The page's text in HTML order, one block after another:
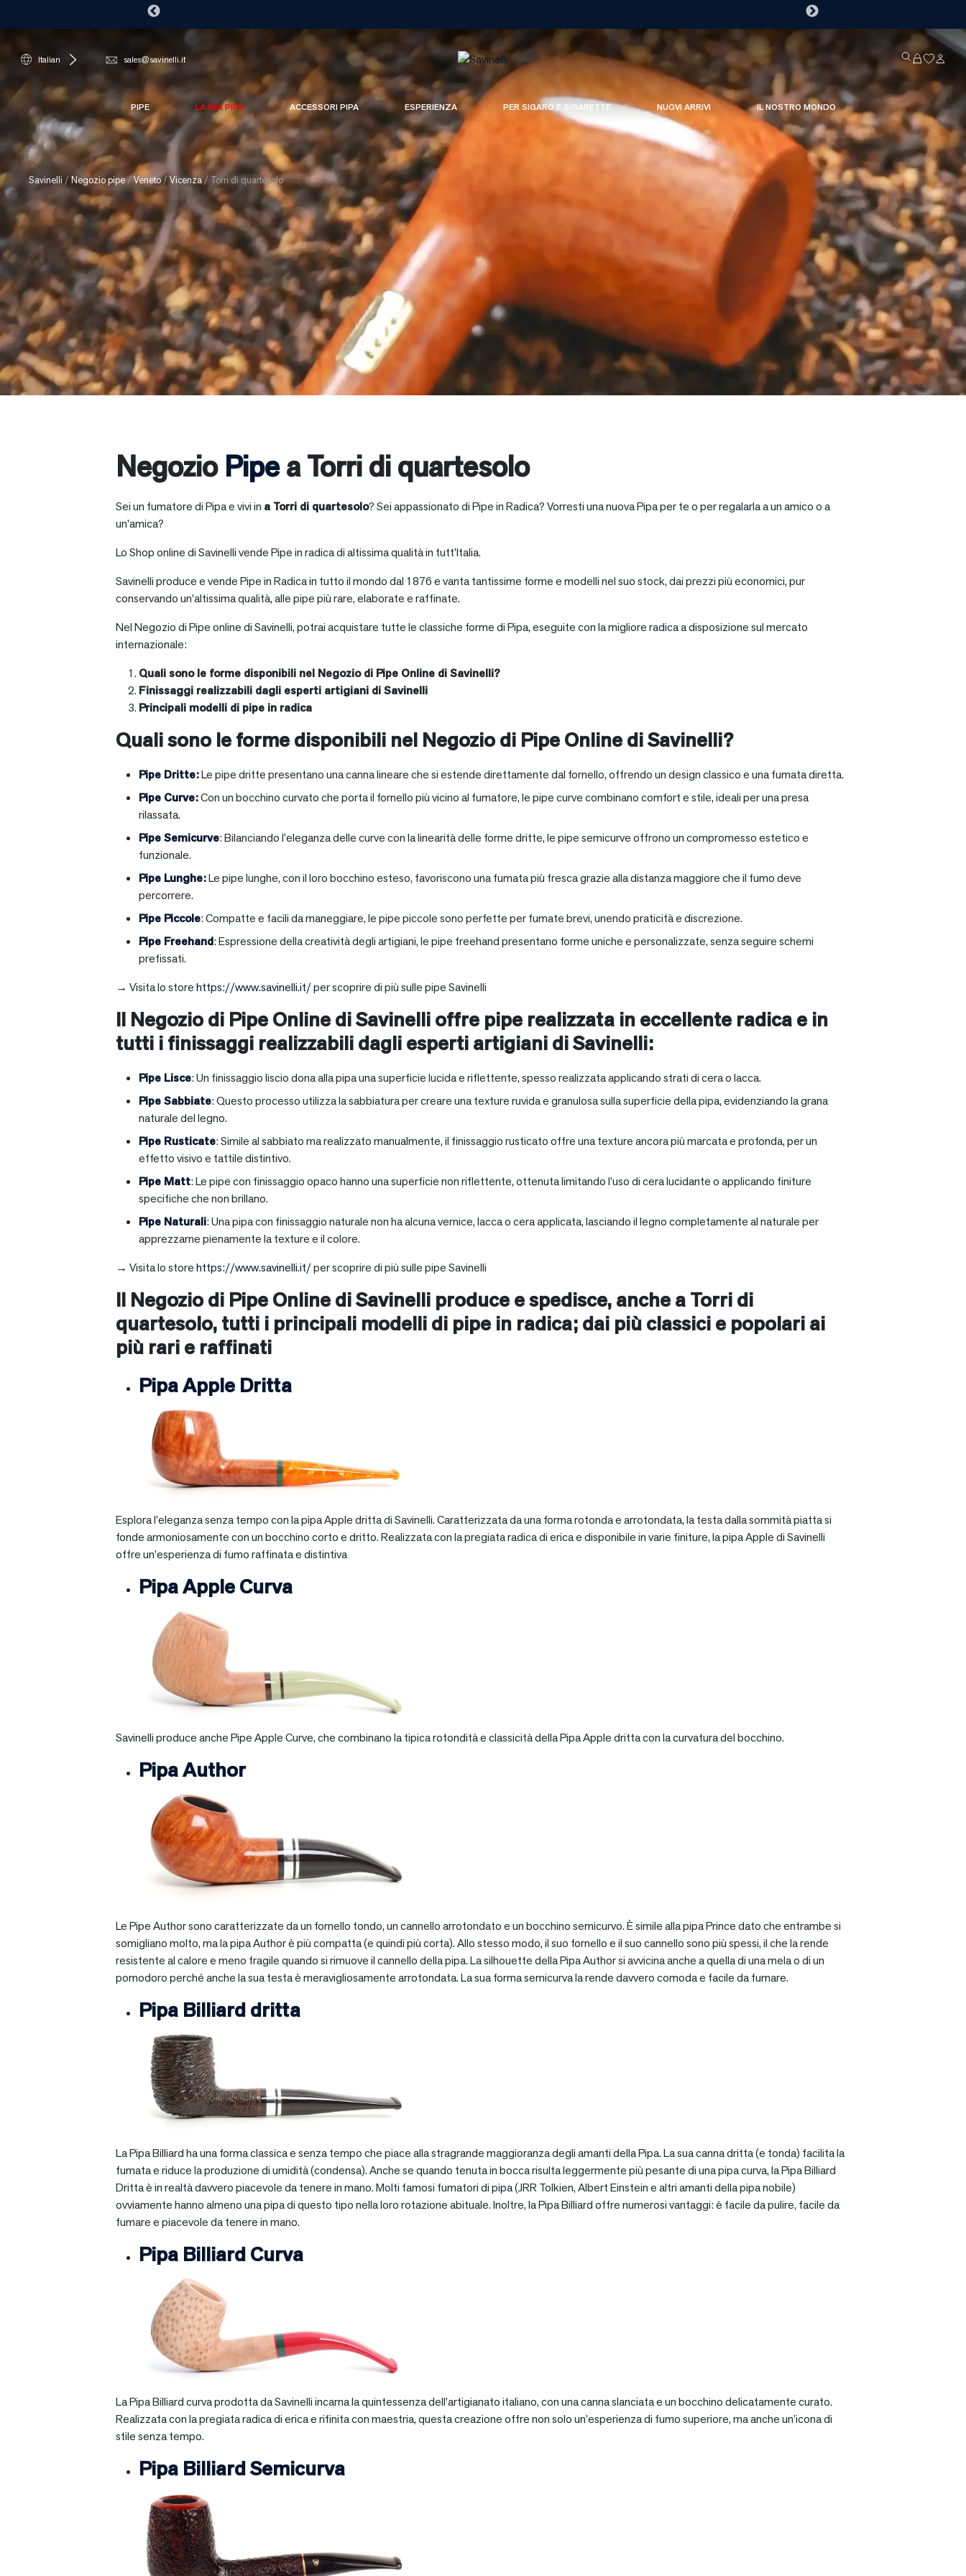
Italian sales@savinelli.it
PIPE LA MIA PIPA ACCESSORI PIPA ESPERIENZA PER SIGARO E SIGARETTE NUOVI ARRIVI IL NOSTRO MONDO
Savinelli / Negozio pipe/Veneto/Vicenza/Torri di quartesolo
Negozio Pipea Torri di quartesolo
Sei un fumatore di Pipa e vivi in a Torri di quartesolo? Sei appassionato di Pipe in Radica? Vorresti una nuova Pipa per te o per regalarla a un amico o a
un’amica?
Lo Shop online di Savinelli vende Pipe in radica di altissima qualità in tutt’Italia.
Savinelli produce e vende Pipe in Radica in tutto il mondo dal 1876 e vanta tantissime forme e modelli nel suo stock, dai prezzi più economici, pur
conservando un’altissima qualità, alle pipe più rare, elaborate e raffinate.
Nel Negozio di Pipe online di Savinelli, potrai acquistare tutte le classiche forme di Pipa, eseguite con la migliore radica a disposizione sul mercato
internazionale:
Quali sono le forme disponibili nel Negozio di Pipe Online di Savinelli?
Finissaggi realizzabili dagli esperti artigiani di Savinelli
Principali modelli di pipe in radica
Quali sono le forme disponibili nel Negozio di Pipe Online di Savinelli?
Pipe Dritte:Le pipe dritte presentano una canna lineare che si estende direttamente dal fornello, offrendo un design classico e una fumata diretta.
Pipe Curve:Con un bocchino curvato che porta il fornello più vicino al fumatore, le pipe curve combinano comfort e stile, ideali per una presa
rilassata.
Pipe Semicurve: Bilanciando l’eleganza delle curve con la linearità delle forme dritte, le pipe semicurve offrono un compromesso estetico e
funzionale.
Pipe Lunghe:Le pipe lunghe, con il loro bocchino esteso, favoriscono una fumata più fresca grazie alla distanza maggiore che il fumo deve
percorrere.
Pipe Piccole: Compatte e facili da maneggiare, le pipe piccole sono perfette per fumate brevi, unendo praticità e discrezione.
Pipe Freehand: Espressione della creatività degli artigiani, le pipe freehand presentano forme uniche e personalizzate, senza seguire schemi
prefissati.
→ Visita lo storehttps://www.savinelli.it/per scoprire di più sulle pipe Savinelli
Il Negozio di Pipe Online di Savinelli offre pipe realizzata in eccellente radica e in
tutti i finissaggi realizzabili dagli esperti artigiani di Savinelli:
Pipe Lisce: Un finissaggio liscio dona alla pipa una superficie lucida e riflettente, spesso realizzata applicando strati di cera o lacca.
Pipe Sabbiate: Questo processo utilizza la sabbiatura per creare una texture ruvida e granulosa sulla superficie della pipa, evidenziando la grana
naturale del legno.
Pipe Rusticate: Simile al sabbiato ma realizzato manualmente, il finissaggio rusticato offre una texture ancora più marcata e profonda, per un
effetto visivo e tattile distintivo.
Pipe Matt: Le pipe con finissaggio opaco hanno una superficie non riflettente, ottenuta limitando l’uso di cera lucidante o applicando finiture
specifiche che non brillano.
Pipe Naturali: Una pipa con finissaggio naturale non ha alcuna vernice, lacca o cera applicata, lasciando il legno completamente al naturale per
apprezzarne pienamente la texture e il colore.
→ Visita lo storehttps://www.savinelli.it/per scoprire di più sulle pipe Savinelli
Il Negozio di Pipe Online di Savinelli produce e spedisce, anche aTorri di
quartesolo, tutti i principali modelli di pipe in radica; dai più classici e popolari ai
più rari e raffinati
Pipa Apple Dritta
Esplora l’eleganza senza tempo con la pipa Apple dritta di Savinelli. Caratterizzata da una forma rotonda e arrotondata, la testa dalla sommità piatta si
fonde armoniosamente con un bocchino corto e dritto. Realizzata con la pregiata radica di erica e disponibile in varie finiture, la pipa Apple di Savinelli
offre un’esperienza di fumo raffinata e distintiva
Pipa Apple Curva
Savinelli produce anche Pipe Apple Curve, che combinano la tipica rotondità e classicità della Pipa Apple dritta con la curvatura del bocchino.
Pipa Author
Le Pipe Author sono caratterizzate da un fornello tondo, un cannello arrotondato e un bocchino semicurvo. È simile alla pipa Prince dato che entrambe si
somigliano molto, ma la pipa Author è più compatta (e quindi più corta). Allo stesso modo, il suo fornello e il suo cannello sono più spessi, il che la rende
resistente al calore e meno fragile quando si rimuove il cannello della pipa. La silhouette della Pipa Author si avvicina anche a quella di una mela o di un
pomodoro perché anche la sua testa è meravigliosamente arrotondata. La sua forma semicurva la rende davvero comoda e facile da fumare.
Pipa Billiard dritta
La Pipa Billiard ha una forma classica e senza tempo che piace alla stragrande maggioranza degli amanti della Pipa. La sua canna dritta (e tonda) facilita la
fumata e riduce la produzione di umidità (condensa). Anche se quando tenuta in bocca risulta leggermente più pesante di una pipa curva, la Pipa Billiard
Dritta è in realtà davvero piacevole da tenere in mano. Molti famosi fumatori di pipa (JRR Tolkien, Albert Einstein e altri amanti della pipa nobile)
ovviamente hanno almeno una pipa di questo tipo nella loro rotazione abituale. Inoltre, la Pipa Billiard offre numerosi vantaggi: è facile da pulire, facile da
fumare e piacevole da tenere in mano.
Pipa Billiard Curva
La Pipa Billiard curva prodotta da Savinelli incarna la quintessenza dell’artigianato italiano, con una canna slanciata e un bocchino delicatamente curato.
Realizzata con la pregiata radica di erica e rifinita con maestria, questa creazione offre non solo un’esperienza di fumo superiore, ma anche un’icona di
stile senza tempo.
Pipa Billiard Semicurva